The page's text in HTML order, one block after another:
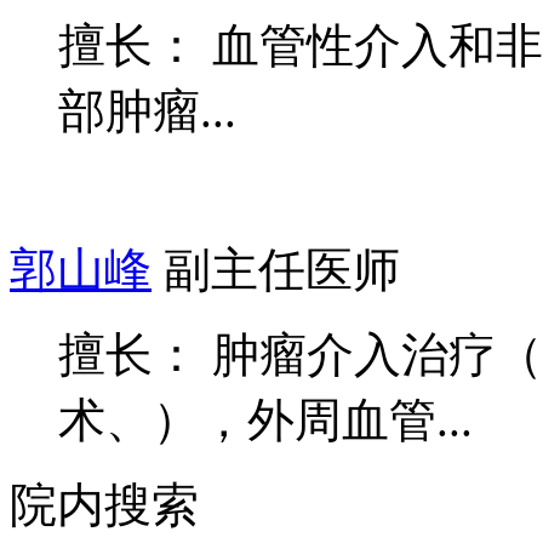
擅长： 血管性介入和
部肿瘤...
郭山峰 副主任医师
擅长： 肿瘤介入治疗
术、），外周血管...
院内搜索